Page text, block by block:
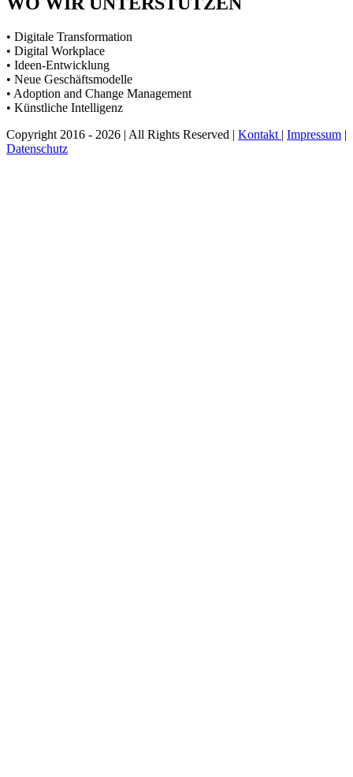
• Digitale Transformation
• Digital Workplace
• Ideen-Entwicklung
• Neue Geschäftsmodelle
• Adoption and Change Management
• Künstliche Intelligenz
Copyright 2016 - 2026 | All Rights Reserved | Kontakt | Impressum |
Datenschutz